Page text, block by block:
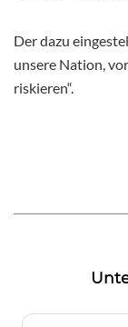
Der dazu
unsere Nation,
riskieren“.